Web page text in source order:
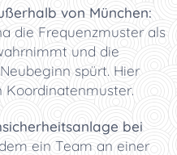
von München:
die Frequenzmuster als
und die
spürt. Hier
Koordinatenmuster.
bei
ein Team an einer